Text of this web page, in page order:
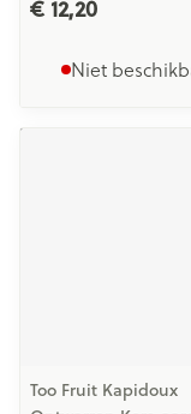
€ 12,20
Niet
Too Fruit Kapidoux